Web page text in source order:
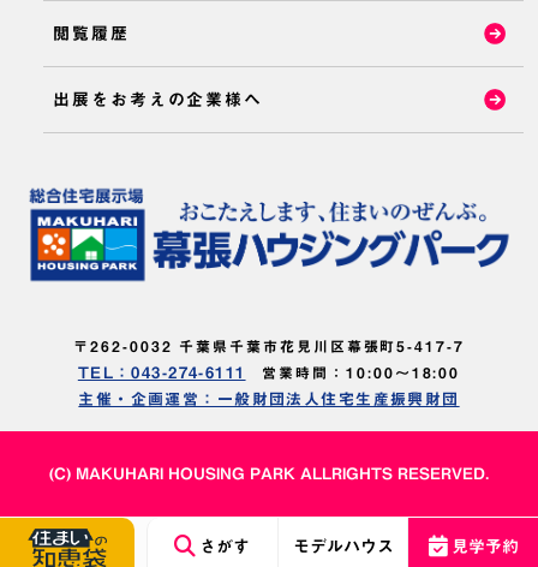
さがす モデルハウス 見学予約
閲覧履歴
出展をお考えの企業様へ
〒262-0032 千葉県千葉市花見川区幕張町5-417-7
TEL：043-274-6111 営業時間：10:00～18:00
主催・企画運営：一般財団法人住宅生産振興財団
(C) MAKUHARI HOUSING PARK ALLRIGHTS RESERVED.